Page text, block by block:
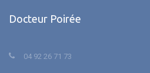
Docteur Poirée
04 92 26 71 73